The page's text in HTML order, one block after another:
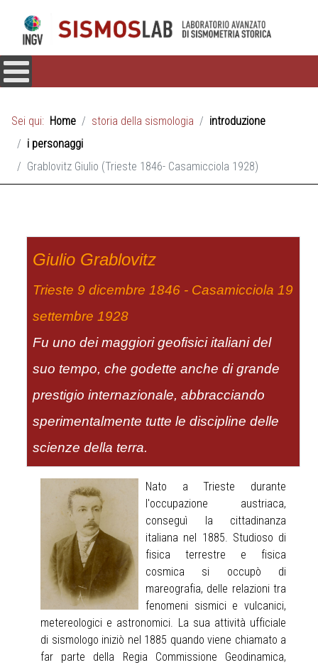
Sei qui: Home storia della sismologia
introduzione
i personaggi
Grablovitz Giulio (Trieste 1846- Casamicciola 1928)
Giulio Grablovitz
Trieste 9 dicembre 1846 - Casamicciola 19
settembre 1928
Fu uno dei maggiori geofisici italiani del
suo tempo, che godette anche di grande
prestigio internazionale, abbracciando
sperimentalmente tutte le discipline delle
scienze della terra.
Nato a Trieste durante
l'occupazione austriaca,
conseguì la cittadinanza
italiana nel 1885. Studioso di
fisica terrestre e fisica
cosmica si occupò di
mareografia, delle relazioni tra
fenomeni sismici e vulcanici,
metereologici e astronomici. La sua attività ufficiale
di sismologo iniziò nel 1885 quando viene chiamato a
far parte della Regia Commissione Geodinamica,